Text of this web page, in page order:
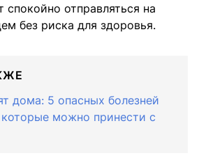
спокойно отправляться на
без риска для здоровья.
дома: 5 опасных болезней
можно принести с